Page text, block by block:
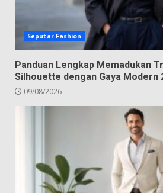
Seputar Fashion
Panduan Lengkap Memadukan
Silhouette dengan Gaya Modern
09/08/2026